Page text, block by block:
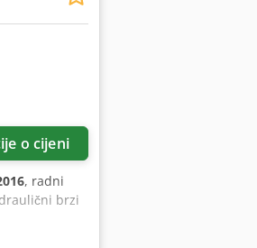
o cijeni
, radni
brzi